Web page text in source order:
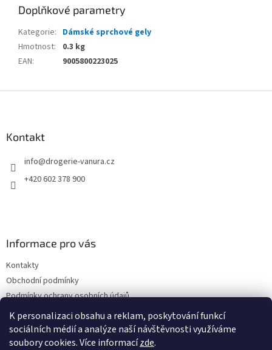
K personalizaci obsahu a reklam, poskytování funkcí
sociálních médií a analýze naší návštěvnosti využíváme
soubory cookies. Více informacízde.
Doplňkové parametry
Kategorie: Dámské sprchové gely
Hmotnost:
0.3 kg
EAN: 9005800223025
Kontakt
info@drogerie-vanura.cz
+420 602 378 900
Informace pro vás
Kontakty
Obchodní podmínky
Podmínky ochrany osobních údajů
Dodací a platební podmínky